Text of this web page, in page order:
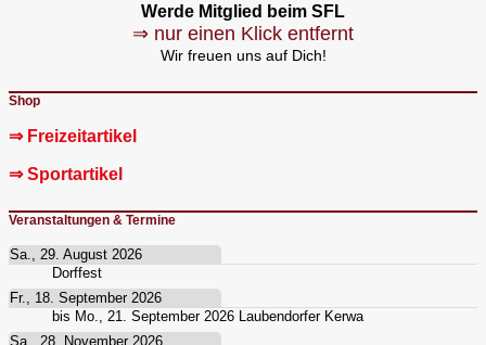
Werde Mitglied beim SFL
⇒ nur einen Klick entfernt
Wir freuen uns auf Dich!
Shop
⇒ Freizeitartikel
⇒ Sportartikel
Veranstaltungen & Termine
Sa., 29. August 2026
Dorffest
Fr., 18. September 2026
bis Mo., 21. September 2026
Laubendorfer Kerwa
Sa., 28. November 2026